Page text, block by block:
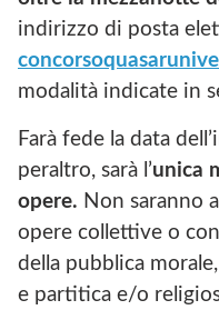
indirizzo di posta
modalità indicate in
Farà fede la data
peraltro, sarà l’unica
opere. Non saranno
opere collettive o
della pubblica
e partitica e/o